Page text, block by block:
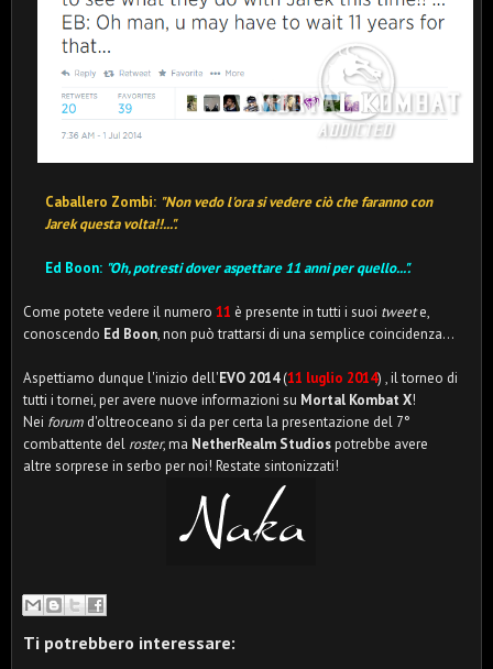
Caballero Zombi: "Non vedo l'ora si vedere ciò che faranno con
Jarek questa volta!!...".
Ed Boon: "Oh, potresti dover aspettare 11 anni per quello...".
Come potete vedere il numero 11 è presente in tutti i suoi tweete,
conoscendo Ed Boon, non può trattarsi di una semplice coincidenza...
Aspettiamo dunque l'inizio dell'EVO 2014(11 luglio 2014) , il torneo di
tutti i tornei, per avere nuove informazioni su Mortal Kombat X!
Nei forum d'oltreoceano si da per certa la presentazione del 7°
combattente del roster, ma NetherRealm Studiospotrebbe avere
altre sorprese in serbo per noi! Restate sintonizzati!
Ti potrebbero interessare: